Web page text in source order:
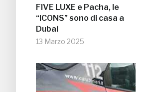
FIVE LUXE e Pacha, le
“ICONS” sono di casa a
Dubai
13 Marzo 2025